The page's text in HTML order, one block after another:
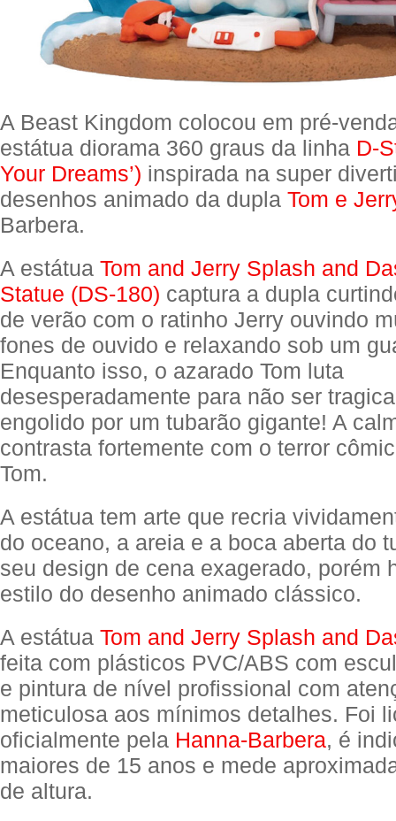
A Beast Kingdom colocou em pré-
estátua diorama 360 graus da linha D-
Your Dreams’) inspirada na super
desenhos animado da dupla Tom e
Barbera.
A estátua Tom and Jerry Splash and
Statue (DS-180) captura a dupla
de verão com o ratinho Jerry ouvindo
fones de ouvido e relaxando sob um
Enquanto isso, o azarado Tom luta
desesperadamente para não ser
engolido por um tubarão gigante! A
contrasta fortemente com o terror
Tom.
A estátua tem arte que recria
do oceano, a areia e a boca aberta do
seu design de cena exagerado, porém
estilo do desenho animado clássico.
A estátua Tom and Jerry Splash and
feita com plásticos PVC/ABS com
e pintura de nível profissional com
meticulosa aos mínimos detalhes. Foi
oficialmente pela Hanna-Barbera, é
maiores de 15 anos e mede
de altura.